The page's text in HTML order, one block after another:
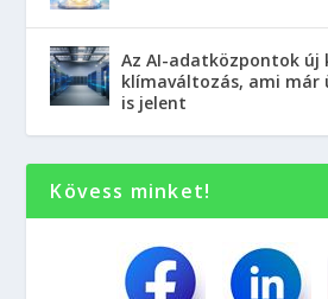
Az AI-adatközpontok új
klímaváltozás, ami
is jelent
Kövess minket!